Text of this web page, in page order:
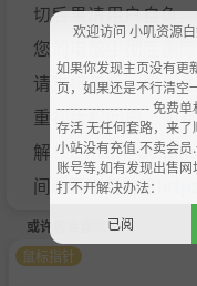
切后果请用户自负
您的电脑中彻底删
请支持正版，购买
重视版权问题，如
解！E-mail：
间断开下载链接
或许您会喜欢
鼠标指针
欢迎访问 小叽资源
如果你发现主页没有更
页，如果还是不行清空
--------------------- 免费
存活 无任何套路，来
小站没有充值.不卖会
账号等,如有发现出售
打不开解决办法：
已阅